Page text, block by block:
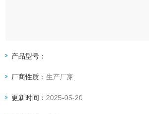
产品型号：
厂商性质：生产厂家
更新时间： 2025-05-20